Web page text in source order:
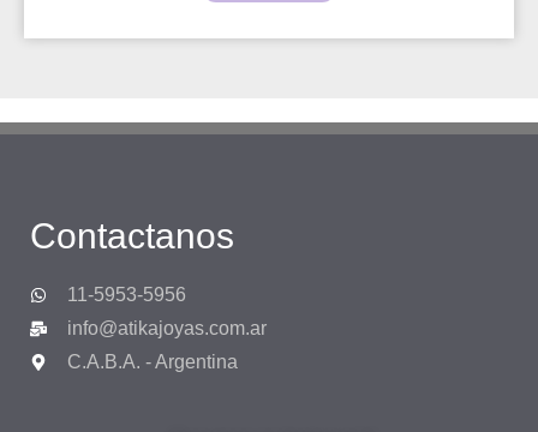
Contactanos
11-5953-5956
info@atikajoyas.com.ar
C.A.B.A. - Argentina